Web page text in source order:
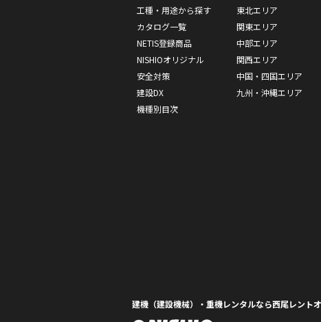
工種・用途から探す
カタログ一覧
NETIS登録商品
NISHIOオリジナル
安全対策
建設DX
機種別目次
東北エリア
関東エリア
中部エリア
関西エリア
中国・四国エリア
九州・沖縄エリア
建機（建設機械）・重機レンタルなら西尾レント